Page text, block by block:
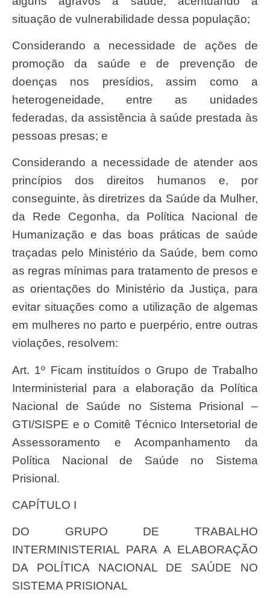
situação de vulnerabilidade dessa população;
Considerando a necessidade de ações de
promoção da saúde e de prevenção de
doenças nos presídios, assim como a
heterogeneidade, entre as unidades
federadas, da assistência à saúde prestada às
pessoas presas; e
Considerando a necessidade de atender aos
princípios dos direitos humanos e, por
conseguinte, às diretrizes da Saúde da Mulher,
da Rede Cegonha, da Política Nacional de
Humanização e das boas práticas de saúde
traçadas pelo Ministério da Saúde, bem como
as regras mínimas para tratamento de presos e
as orientações do Ministério da Justiça, para
evitar situações como a utilização de algemas
em mulheres no parto e puerpério, entre outras
violações, resolvem:
Art. 1º Ficam instituídos o Grupo de Trabalho
Interministerial para a elaboração da Política
Nacional de Saúde no Sistema Prisional –
GTI/SISPE e o Comitê Técnico Intersetorial de
Assessoramento e Acompanhamento da
Política Nacional de Saúde no Sistema
Prisional.
CAPÍTULO I
DO GRUPO DE TRABALHO
INTERMINISTERIAL PARA A ELABORAÇÃO
DA POLÍTICA NACIONAL DE SAÚDE NO
SISTEMA PRISIONAL